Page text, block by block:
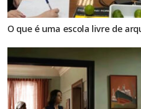
O que é uma escola livre de